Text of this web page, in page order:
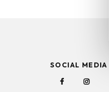
SOCIAL MEDIA